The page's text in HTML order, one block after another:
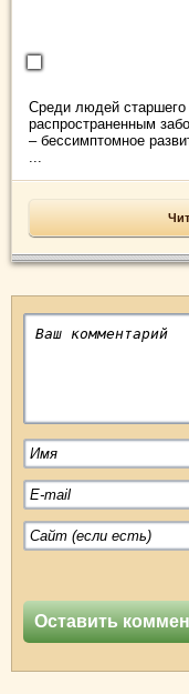
Среди людей старшего
распространенным
– бессимптомное